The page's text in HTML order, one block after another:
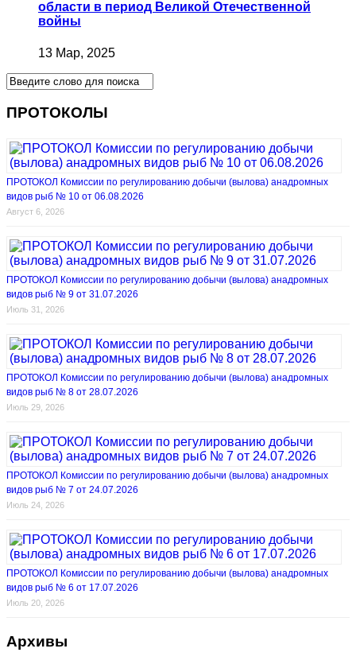
области в период Великой Отечественной
войны
13 Мар, 2025
ПРОТОКОЛЫ
ПРОТОКОЛ Комиссии по регулированию добычи (вылова) анадромных
видов рыб № 10 от 06.08.2026
Август 6, 2026
ПРОТОКОЛ Комиссии по регулированию добычи (вылова) анадромных
видов рыб № 9 от 31.07.2026
Июль 31, 2026
ПРОТОКОЛ Комиссии по регулированию добычи (вылова) анадромных
видов рыб № 8 от 28.07.2026
Июль 29, 2026
ПРОТОКОЛ Комиссии по регулированию добычи (вылова) анадромных
видов рыб № 7 от 24.07.2026
Июль 24, 2026
ПРОТОКОЛ Комиссии по регулированию добычи (вылова) анадромных
видов рыб № 6 от 17.07.2026
Июль 20, 2026
Архивы